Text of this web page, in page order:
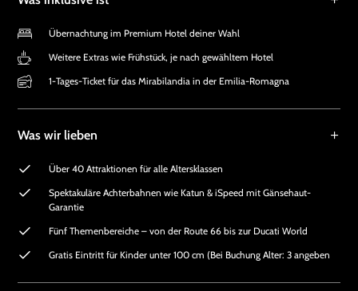
Übernachtung im Premium Hotel deiner Wahl
Weitere Extras wie Frühstück, je nach gewähltem Hotel
1-Tages-Ticket für das Mirabilandia in der Emilia-Romagna
Was wir lieben
Über 40 Attraktionen für alle Altersklassen
Spektakuläre Achterbahnen wie Katun & iSpeed mit Gänsehaut-
Garantie
Fünf Themenbereiche – von der Route 66 bis zur Ducati World
Gratis Eintritt für Kinder unter 100 cm (Bei Buchung Alter: 3 angeben